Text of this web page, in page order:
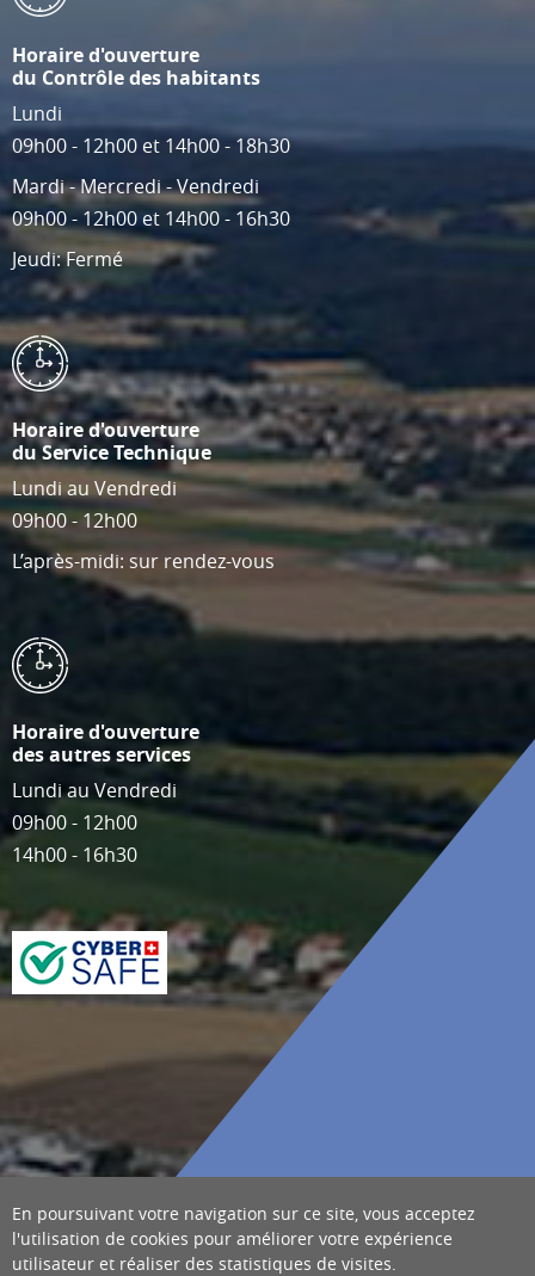
Horaire d'ouverture
du Contrôle des habitants
Lundi
09h00 - 12h00 et 14h00 - 18h30
Mardi - Mercredi - Vendredi
09h00 - 12h00 et 14h00 - 16h30
Jeudi: Fermé
Horaire d'ouverture
du Service Technique
Lundi au Vendredi
09h00 - 12h00
L’après-midi: sur rendez-vous
Horaire d'ouverture
des autres services
Lundi au Vendredi
09h00 - 12h00
14h00 - 16h30
En poursuivant votre navigation sur ce site, vous acceptez
l'utilisation de cookies pour améliorer votre expérience
utilisateur et réaliser des statistiques de visites.